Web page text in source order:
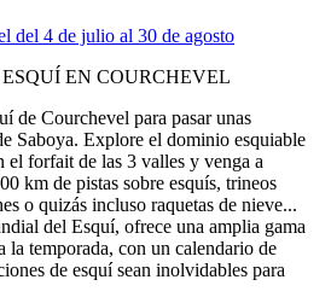
del 4 de julio al 30 de agosto
EN COURCHEVEL
de Courchevel para pasar unas
Saboya. Explore el dominio esquiable
el forfait de las 3 valles y venga a
km de pistas sobre esquís, trineos
o quizás incluso raquetas de nieve...
del Esquí, ofrece una amplia gama
la temporada, con un calendario de
de esquí sean inolvidables para